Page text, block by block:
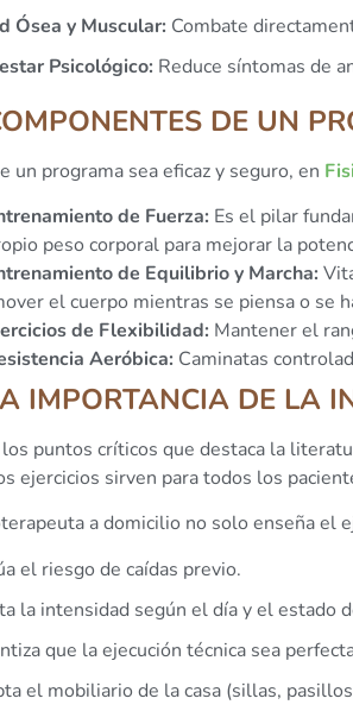
Ósea y Muscular: Combate
Psicológico: Reduce síntomas de
DE UN
un programa sea eficaz y seguro, en
de Fuerza: Es el pilar
peso corporal para mejorar la
de Equilibrio y Marcha:
el cuerpo mientras se piensa o se
de Flexibilidad: Mantener el
Aeróbica: Caminatas
IMPORTANCIA DE LA
puntos críticos que destaca la
ejercicios sirven para todos los
a domicilio no solo enseña el
el riesgo de caídas previo.
la intensidad según el día y el estado
que la ejecución técnica sea
el mobiliario de la casa (sillas,